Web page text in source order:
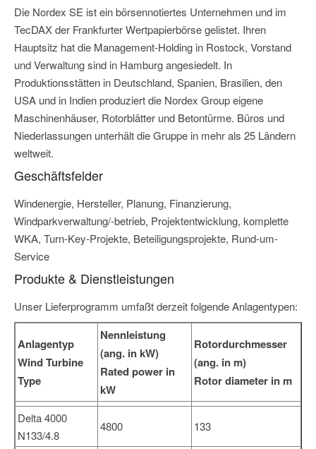
Die Nordex SE ist ein börsennotiertes Unternehmen und im
TecDAX der Frankfurter Wertpapierbörse gelistet. Ihren
Hauptsitz hat die Management-Holding in Rostock, Vorstand
und Verwaltung sind in Hamburg angesiedelt. In
Produktionsstätten in Deutschland, Spanien, Brasilien, den
USA und in Indien produziert die Nordex Group eigene
Maschinenhäuser, Rotorblätter und Betontürme. Büros und
Niederlassungen unterhält die Gruppe in mehr als 25 Ländern
weltweit.
Geschäftsfelder
Windenergie, Hersteller, Planung, Finanzierung,
Windparkverwaltung/-betrieb, Projektentwicklung, komplette
WKA, Turn-Key-Projekte, Beteiligungsprojekte, Rund-um-
Service
Produkte & Dienstleistungen
Unser Lieferprogramm umfaßt derzeit folgende Anlagentypen:
Anlagentyp
Wind Turbine
Type
Nennleistung
(ang. in kW)
Rated power in
kW
Rotordurchmesser
(ang. in m)
Rotor diameter in m
Delta 4000
N133/4.8
4800 133